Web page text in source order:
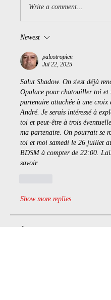
Write a comment...
Newest
paleotropien
Jul 22, 2025
Salut Shadow. On s'est déjà
Opalace pour chatouiller toi et
partenaire attachée à une croix
André. Je serais intéressé à
toi et peut-être à trois
ma partenaire. On pourrait se
toi et moi samedi le 26 juillet
BDSM à compter de 22:00.
savoir.
Show more replies